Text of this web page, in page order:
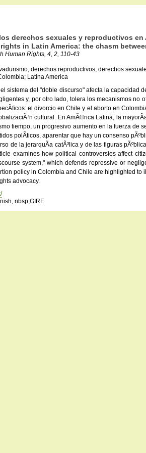
derechos sexuales y reproductivos
in Latin America: the chasm
Human Rights, 4, 2, 110-43
derechos reproductivos; derechos
Latina America
sistema del "doble discurso" afecta la
y, por otro lado, tolera los mecanismos
el divorcio en Chile y el aborto en
cultural. En AmÃ©rica Latina, la
tiempo, un progresivo aumento en la fuerza
polÃ­ticos, aparentar que hay un consenso
de la jerarquÃ­a catÃ³lica y de las figuras
examines how political controversies affect
system," which defends repressive or
policy in Colombia and Chile are highlighted
advocacy.
nbsp;GIRE